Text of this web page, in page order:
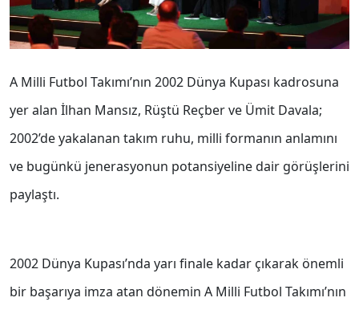
A Milli Futbol Takımı’nın 2002 Dünya Kupası kadrosuna
yer alan İlhan Mansız, Rüştü Reçber ve Ümit Davala;
2002’de yakalanan takım ruhu, milli formanın anlamını
ve bugünkü jenerasyonun potansiyeline dair görüşlerini
paylaştı.
2002 Dünya Kupası’nda yarı finale kadar çıkarak önemli
bir başarıya imza atan dönemin A Milli Futbol Takımı’nın